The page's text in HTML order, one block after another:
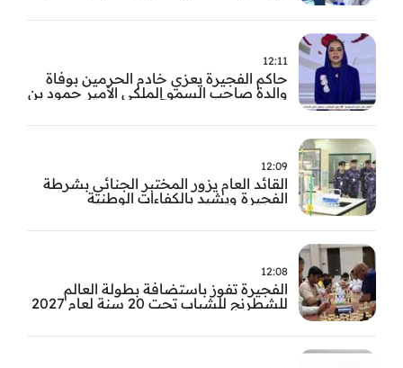
12:11
حاكم الفجيرة يعزي خادم الحرمين بوفاة
والدة صاحب السمو الملكي الأمير حمود بن
12:09
القائد العام يزور المختبر الجنائي بشرطة
الفجيرة ويشيد بالكفاءات الوطنية
12:08
الفجيرة تفوز باستضافة بطولة العالم
للشطرنج للشباب تحت 20 سنة لعام 2027